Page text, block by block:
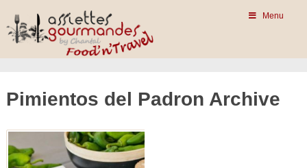
Menu
Pimientos del Padron Archive